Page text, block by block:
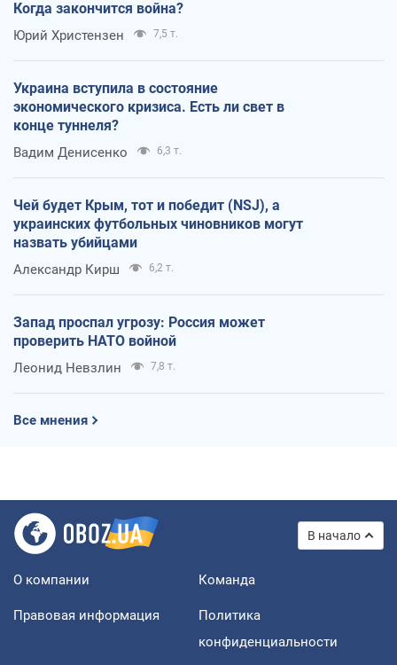
Когда закончится война?
Юрий Христензен 7,5 т.
Украина вступила в состояние
экономического кризиса. Есть ли свет в
конце туннеля?
Вадим Денисенко 6,3 т.
Чей будет Крым, тот и победит (NSJ), а
украинских футбольных чиновников могут
назвать убийцами
Александр Кирш 6,2 т.
Запад проспал угрозу: Россия может
проверить НАТО войной
Леонид Невзлин 7,8 т.
Все мнения
В начало
О компании Команда
Правовая информация
Политика
конфиденциальности